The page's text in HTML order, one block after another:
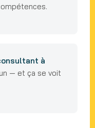
à
— et ça se voit